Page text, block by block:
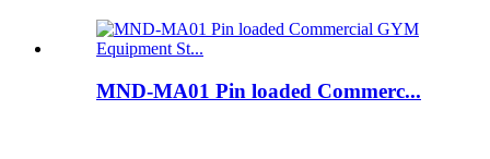
MND-MA01 Pin loaded Commerc...